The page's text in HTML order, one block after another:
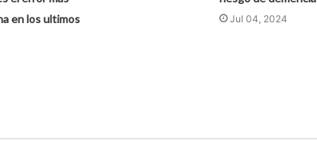
en los ultimos
Jul 04, 2024